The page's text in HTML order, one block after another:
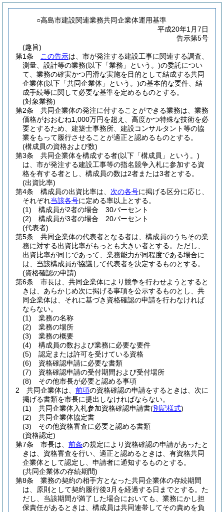
○高島市建設関連業務共同企業体運用基準
平成20年1月7日
告示第5号
(趣旨)
第1条
この告示は、市が発注する建設工事に関連する調査、
測量、設計等の業務(以下「業務」という。)の委託につい
て、業務の確実かつ円滑な実施を目的として結成する共同
企業体(以下「共同企業体」という。)の基本的な要件、結
成手続等に関して必要な基準を定めるものとする。
(対象業務)
第2条
共同企業体の発注に付することができる業務は、業務
価格がおおむね1,000万円を超え、高度かつ特殊な技術を必
要とするため、建築士事務所、建設コンサルタント等の協
業をもって履行させることが適正と認めるものとする。
(構成員の資格および数)
第3条
共同企業体を構成する者(以下「構成員」という。)
は、市が発注する建設工事等の指名競争入札に参加する資
格を有する者とし、構成員の数は2者または3者とする。
(出資比率)
第4条
構成員の出資比率は、 次の各号に掲げる区分に応じ、
それぞれ当該各号に定める率以上とする。
(1)
構成員が2者の場合 30パーセント
(2)
構成員が3者の場合 20パーセント
(代表者)
第5条
共同企業体の代表者となる者は、構成員のうちその業
務に対する出資比率がもっとも大きい者とする。 ただし、
出資比率が同じであって、業務能力が同程度である場合に
は、当該構成員が協議して代表者を決定するものとする。
(資格確認の申請)
第6条
市長は、共同企業体により競争を行わせようとすると
きは、あらかじめ次に掲げる事項を公示するものとし、共
同企業体は、それに基づき資格確認の申請を行わなければ
ならない。
(1)
業務の名称
(2)
業務の場所
(3)
業務の概要
(4)
構成員の数および業務に必要な要件
(5)
認定または許可を受けている資格
(6)
資格確認申請に必要な書類
(7)
資格確認申請の受付期間および受付場所
(8)
その他市長が必要と認める事項
2
共同企業体は、 前項の資格確認の申請をするときは、次に
掲げる書類を市長に提出しなければならない。
(1)
共同企業体入札参加資格確認申請書(別記様式)
(2)
共同企業体協定書
(3)
その他資格審査に必要と認める書類
(資格認定)
第7条
市長は、 前条の規定により資格確認の申請があったと
きは、資格審査を行い、適正と認めるときは、有資格共同
企業体として認定し、申請者に通知するものとする。
(共同企業体の存続期間)
第8条
業務の契約の相手方となった共同企業体の存続期間
は、原則として契約履行後3月を経過する日までとする。 た
だし、当該期間が満了した場合においても、業務にかし担
保責任があるときは、構成員は共同連帯してその責めを負